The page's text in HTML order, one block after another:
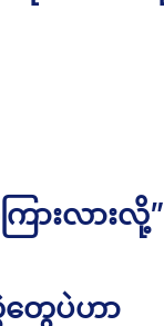
းလားလို့”
ေပဲဟာ